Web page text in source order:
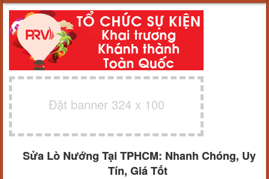
Đặt banner 324 x 100
Sửa Lò Nướng Tại TPHCM: Nhanh Chóng, Uy
Tín, Giá Tốt